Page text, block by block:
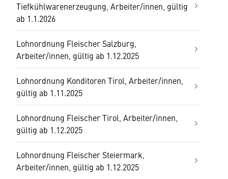
Tiefkühlwarenerzeugung, Arbeiter/innen, gültig
ab 1.1.2026
Lohnordnung Fleischer Salzburg,
Arbeiter/innen, gültig ab 1.12.2025
Lohnordnung Konditoren Tirol, Arbeiter/innen,
gültig ab 1.11.2025
Lohnordnung Fleischer Tirol, Arbeiter/innen,
gültig ab 1.12.2025
Lohnordnung Fleischer Steiermark,
Arbeiter/innen, gültig ab 1.12.2025